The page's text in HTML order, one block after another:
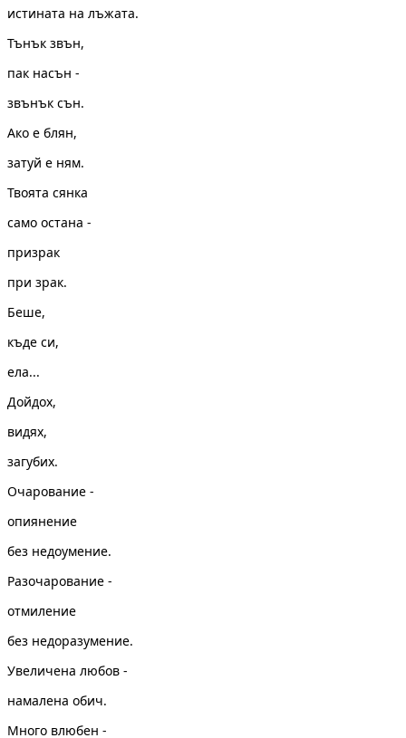
истината на лъжата.
Тънък звън,
пак насън -
звънък сън.
Ако е блян,
затуй е ням.
Твоята сянка
само остана -
призрак
при зрак.
Беше,
къде си,
ела...
Дойдох,
видях,
загубих.
Очарование -
опиянение
без недоумение.
Разочарование -
отмиление
без недоразумение.
Увеличена любов -
намалена обич.
Много влюбен -